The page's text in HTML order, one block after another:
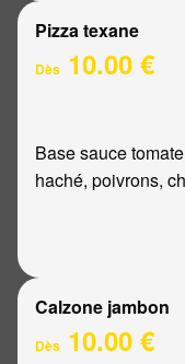
Pizza texane
Dès 10.00 €
Base sauce
haché, poivrons,
Calzone jambon
Dès 10.00 €